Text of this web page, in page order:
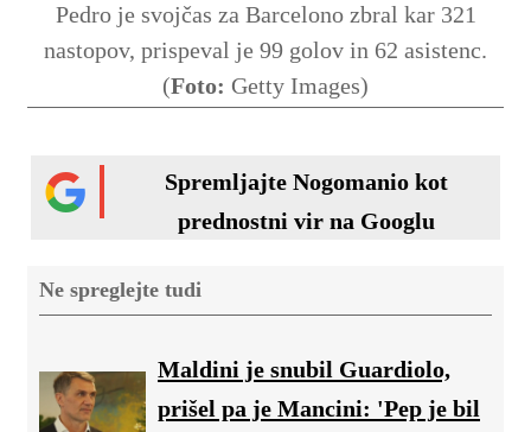
Pedro je svojčas za Barcelono zbral kar 321
nastopov, prispeval je 99 golov in 62 asistenc.
(Foto: Getty Images)
Spremljajte Nogomanio kot
prednostni vir na Googlu
Ne spreglejte tudi
Maldini je snubil Guardiolo,
prišel pa je Mancini: 'Pep je bil